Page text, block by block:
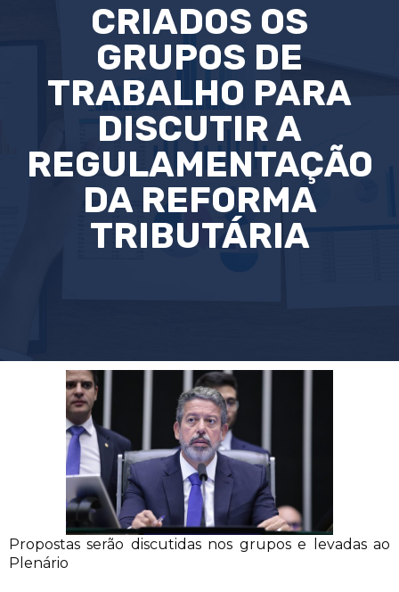
CRIADOS OS
GRUPOS DE
TRABALHO PARA
DISCUTIR A
REGULAMENTAÇÃO
DA REFORMA
TRIBUTÁRIA
Propostas serão discutidas nos grupos e levadas ao
Plenário